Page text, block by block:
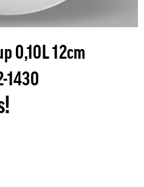
0,10L 12cm
1430